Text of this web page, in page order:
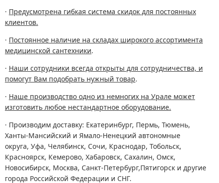
· Предусмотрена гибкая система скидок для постоянных
клиентов.
· Постоянное наличие на складах широкого ассортимента
медицинской сантехники.
· Наши сотрудники всегда открыты для сотрудничества, и
помогут Вам подобрать нужный товар.
· Наше производство одно из немногих на Урале может
изготовить любое нестандартное оборудование.
· Производим доставку: Екатеринбург, Пермь, Тюмень,
Ханты-Мансийский и Ямало-Ненецкий автономные
округа, Уфа, Челябинск, Сочи, Краснодар, Тобольск,
Красноярск, Кемерово, Хабаровск, Сахалин, Омск,
Новосибирск, Москва, Санкт-Петербург,Пятигорск и другие
города Российской Федерации и СНГ.